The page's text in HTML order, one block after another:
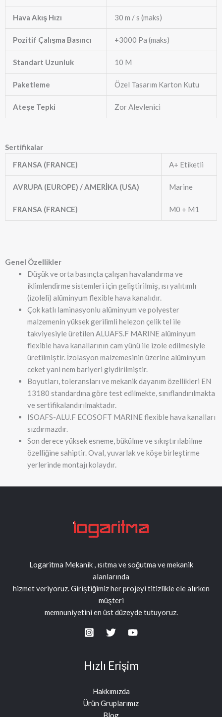
Hava Akış Hızı 30 m / s (maks)
Pozitif Çalışma Basıncı +3000 Pa (maks)
Standart Uzunluk 10 M
Paketleme Özel Tasarım Karton Kutu
Ateşe Tepki Zor Alevlenici
Sertifikalar
FRANSA (FRANCE)
A+ Etiketli
AVRUPA (EUROPE) / AMERİKA (USA) Marine
FRANSA (FRANCE) M0 + M1
Genel Özellikler
Düşük ve orta basınçta çalışan havalandırma ve
iklimlendirme sistemleri için geliştirilmiş, ısı yalıtımlı
(izoleli) alüminyum flexible hava kanalıdır.
Çok katlı laminasyonlu alüminyum ve polyester
malzemenin yüksek gerilimli helezon çelik tel ile
takviyesiyle üretilen ALUAFS.F MARINE alüminyum
flexible hava kanallarının cam yünü ile izole edilmesiyle
üretilmiştir. İzolasyon malzemesinin üzerine alüminyum
ceket yani nem bariyeri giydirilmiştir.
Boyutları, toleransları ve mekanik dayanım özellikleri EN
13180 standardına göre test edilmekte, sınıflandırılmakta
ve sertifikalandırılmaktadır.
ISOAFS-ALU.F ECOSOFT MARINE flexible hava kanalları
sızdırmazdır.
Son derece yüksek esneme, bükülme ve sıkıştırılabilme
özelliğine sahiptir. Oval, yuvarlak ve köşe birleştirme
yerlerinde montajı kolaydır.
Logaritma Mekanik , ısıtma ve soğutma ve mekanik
alanlarında
hizmet veriyoruz. Giriştiğimiz her projeyi titizlikle ele alırken
müşteri
memnuniyetini en üst düzeyde tutuyoruz.
Hızlı Erişim
Hakkımızda
Ürün Gruplarımız
Blog